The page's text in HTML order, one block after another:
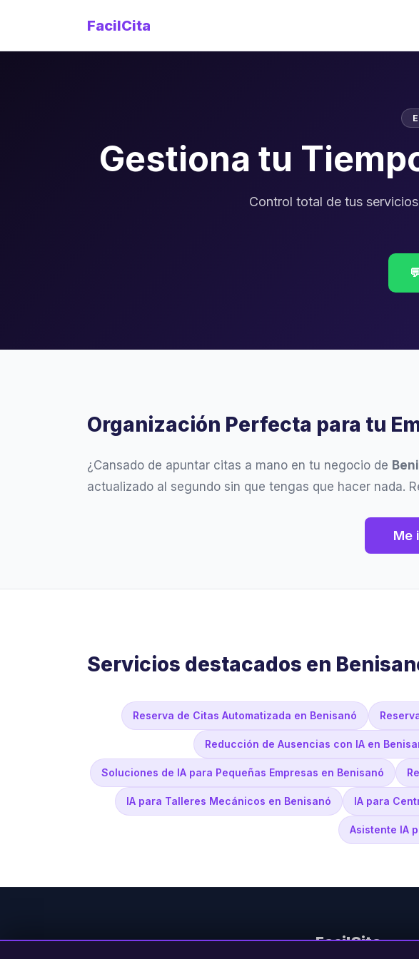
FacilCita
Gestiona tu
Control total de tus
Organización Perfecta para tu
¿Cansado de apuntar citas a mano en tu negocio de
actualizado al segundo sin que tengas que hacer nada.
Me
Servicios destacados en
Reserva de Citas Automatizada en Benisanó
Reducción de Ausencias con IA en
Soluciones de IA para Pequeñas Empresas en Benisanó
IA para Talleres Mecánicos en Benisanó IA para
Asistente IA
FacilCita